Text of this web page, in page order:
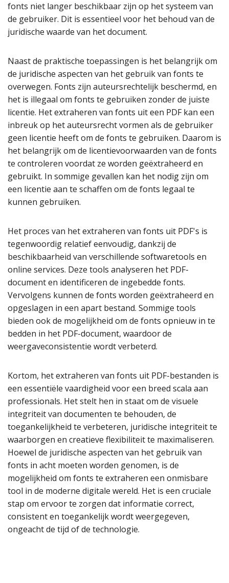
fonts niet langer beschikbaar zijn op het systeem van
de gebruiker. Dit is essentieel voor het behoud van de
juridische waarde van het document.
Naast de praktische toepassingen is het belangrijk om
de juridische aspecten van het gebruik van fonts te
overwegen. Fonts zijn auteursrechtelijk beschermd, en
het is illegaal om fonts te gebruiken zonder de juiste
licentie. Het extraheren van fonts uit een PDF kan een
inbreuk op het auteursrecht vormen als de gebruiker
geen licentie heeft om de fonts te gebruiken. Daarom is
het belangrijk om de licentievoorwaarden van de fonts
te controleren voordat ze worden geëxtraheerd en
gebruikt. In sommige gevallen kan het nodig zijn om
een licentie aan te schaffen om de fonts legaal te
kunnen gebruiken.
Het proces van het extraheren van fonts uit PDF's is
tegenwoordig relatief eenvoudig, dankzij de
beschikbaarheid van verschillende softwaretools en
online services. Deze tools analyseren het PDF-
document en identificeren de ingebedde fonts.
Vervolgens kunnen de fonts worden geëxtraheerd en
opgeslagen in een apart bestand. Sommige tools
bieden ook de mogelijkheid om de fonts opnieuw in te
bedden in het PDF-document, waardoor de
weergaveconsistentie wordt verbeterd.
Kortom, het extraheren van fonts uit PDF-bestanden is
een essentiële vaardigheid voor een breed scala aan
professionals. Het stelt hen in staat om de visuele
integriteit van documenten te behouden, de
toegankelijkheid te verbeteren, juridische integriteit te
waarborgen en creatieve flexibiliteit te maximaliseren.
Hoewel de juridische aspecten van het gebruik van
fonts in acht moeten worden genomen, is de
mogelijkheid om fonts te extraheren een onmisbare
tool in de moderne digitale wereld. Het is een cruciale
stap om ervoor te zorgen dat informatie correct,
consistent en toegankelijk wordt weergegeven,
ongeacht de tijd of de technologie.